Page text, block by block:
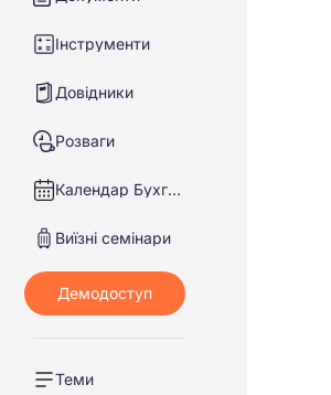
Інструменти
Довідники
Розваги
Календар Бухгалтера
Виїзні семінари
Теми